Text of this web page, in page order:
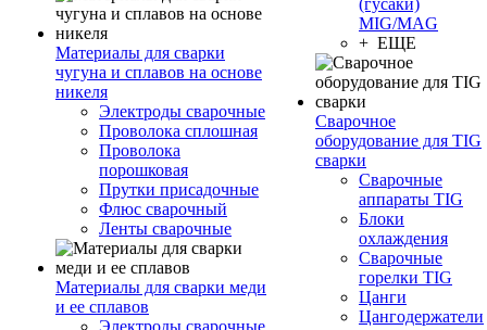
Материалы для сварки
чугуна и сплавов на основе
никеля
Электроды сварочные
Проволока сплошная
Проволока
порошковая
Прутки присадочные
Флюс сварочный
Ленты сварочные
Материалы для сварки меди
и ее сплавов
Электроды сварочные
(гусаки)
MIG/MAG
+ ЕЩЕ
Сварочное
оборудование для TIG
сварки
Сварочные
аппараты TIG
Блоки
охлаждения
Сварочные
горелки TIG
Цанги
Цангодержатели